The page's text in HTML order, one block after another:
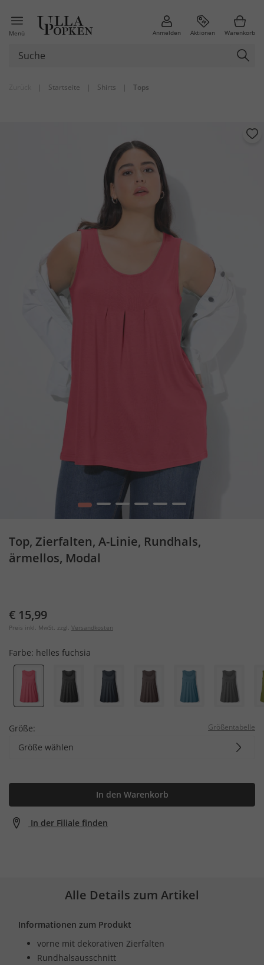
Menü Anmelden Aktionen Warenkorb
| Startseite | Shirts | Tops
1 2 3 4 5 6
Top, Zierfalten, A-Linie, Rundhals,
ärmellos, Modal
€ 15,99
Preis inkl. MwSt. zzgl. Versandkosten
Farbe: helles fuchsia
Größe: Größentabelle
Größe wählen
In den Warenkorb
In der Filiale finden
Alle Details zum Artikel
Informationen zum Produkt
vorne mit dekorativen Zierfalten
Rundhalsausschnitt